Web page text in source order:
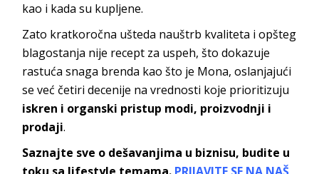
kao i kada su kupljene.
Zato kratkoročna ušteda nauštrb kvaliteta i opšteg
blagostanja nije recept za uspeh, što dokazuje
rastuća snaga brenda kao što je Mona, oslanjajući
se već četiri decenije na vrednosti koje prioritizuju
iskren i organski pristup modi, proizvodnji i
prodaji.
Saznajte sve o dešavanjima u biznisu, budite u